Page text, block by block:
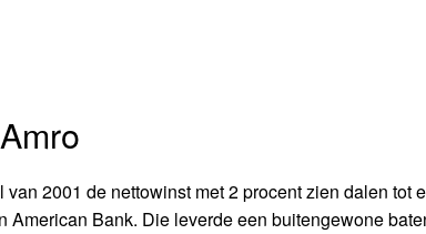
2001 de nettowinst met 2 procent zien dalen tot
Bank. Die leverde een buitengewone